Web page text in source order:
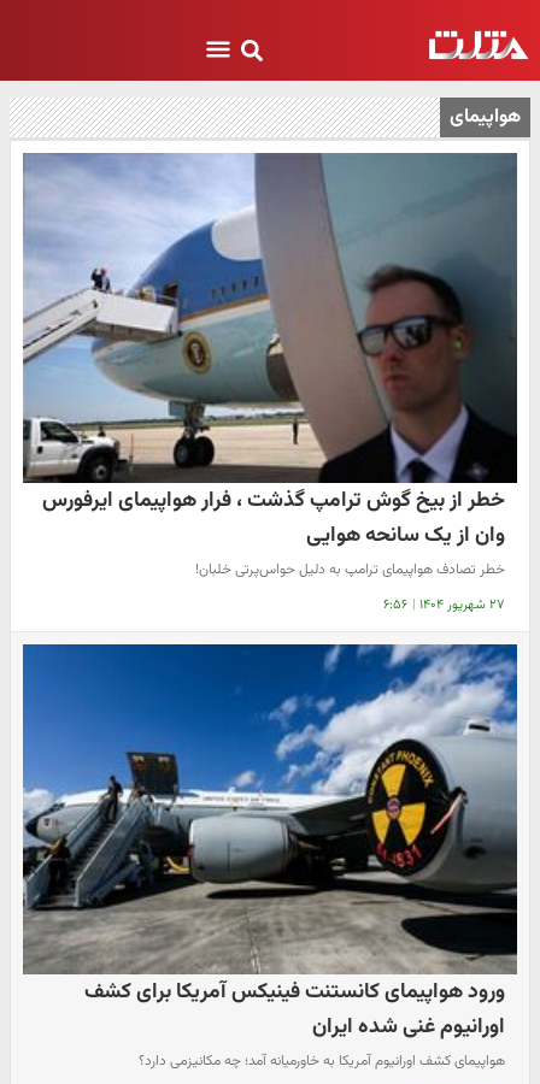
هواپیمای
خطر از بیخ گوش ترامپ گذشت ، فرار هواپیمای ایرفورس
وان از یک سانحه هوایی
خطر تصادف هواپیمای ترامپ به دلیل حواس‌پرتی خلبان!
۲۷ شهریور ۱۴۰۴ | ۶:۵۶
ورود هواپیمای کانستنت فینیکس آمریکا برای کشف
اورانیوم غنی شده ایران
هواپیمای کشف اورانیوم آمریکا به خاورمیانه آمد؛ چه مکانیزمی دارد؟